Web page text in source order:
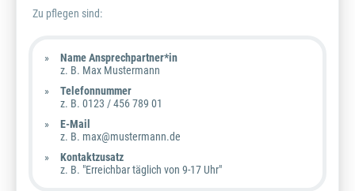
Zu pflegen sind:
Name Ansprechpartner*in
z. B. Max Mustermann
Telefonnummer
z. B. 0123 / 456 789 01
E-Mail
z. B. max@mustermann.de
Kontaktzusatz
z. B. "Erreichbar täglich von 9-17 Uhr"